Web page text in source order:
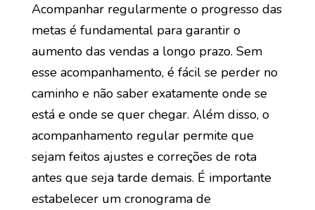
Acompanhar regularmente o progresso das
metas é fundamental para garantir o
aumento das vendas a longo prazo. Sem
esse acompanhamento, é fácil se perder no
caminho e não saber exatamente onde se
está e onde se quer chegar. Além disso, o
acompanhamento regular permite que
sejam feitos ajustes e correções de rota
antes que seja tarde demais. É importante
estabelecer um cronograma de